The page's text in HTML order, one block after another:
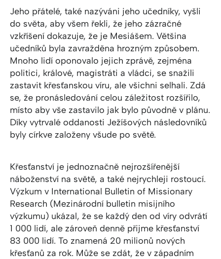
Jeho přátelé, také nazýváni jeho učedníky, vyšli
do světa, aby všem řekli, že jeho zázračné
vzkříšení dokazuje, že je Mesiášem. Většina
učedníků byla zavražděna hrozným způsobem.
Mnoho lidí oponovalo jejich zprávě, zejména
politici, králové, magistráti a vládci, se snažili
zastavit křesťanskou víru, ale všichni selhali. Zdá
se, že pronásledování celou záležitost rozšířilo,
místo aby vše zastavilo jak bylo původně v plánu.
Díky vytrvalé oddanosti Ježíšových následovníků
byly církve založeny všude po světě.
Křesťanství je jednoznačně nejrozšířenější
náboženství na světě, a také nejrychleji rostoucí.
Výzkum v International Bulletin of Missionary
Research (Mezinárodní bulletin misijního
výzkumu) ukázal, že se každý den od víry odvrátí
1 000 lidí, ale zároveň denně přijme křesťanství
83 000 lidí. To znamená 20 milionů nových
křesťanů za rok. Může se zdát, že v západním